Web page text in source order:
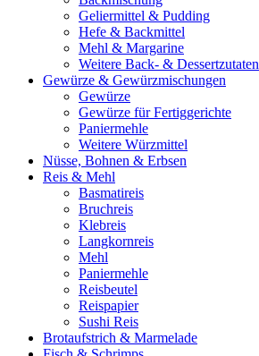
Geliermittel & Pudding
Hefe & Backmittel
Mehl & Margarine
Weitere Back- & Dessertzutaten
Gewürze & Gewürzmischungen
Gewürze
Gewürze für Fertiggerichte
Paniermehle
Weitere Würzmittel
Nüsse, Bohnen & Erbsen
Reis & Mehl
Basmatireis
Bruchreis
Klebreis
Langkornreis
Mehl
Paniermehle
Reisbeutel
Reispapier
Sushi Reis
Brotaufstrich & Marmelade